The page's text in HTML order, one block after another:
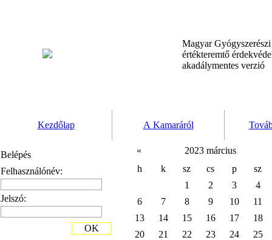
Magyar
értékteremtő
akadálymentes verzió
Kezdőlap A Kamaráról
Belépés
Felhasználónév:
Jelszó:
OK
«
2023 március
h
k sz cs p
sz
1
2 3
4
6
7 8 9 10
11
13
14 15 16 17
18
20
21 22 23 24
25